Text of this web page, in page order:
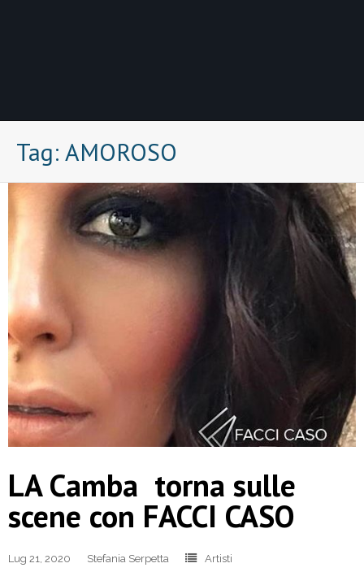
Tag: AMOROSO
LA Camba torna sulle
scene con FACCI CASO
Lug 21, 2020 Stefania Serpetta
Artisti